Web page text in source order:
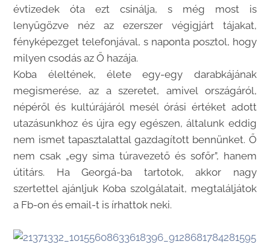
évtizedek óta ezt csinálja, s még most is
lenyűgözve néz az ezerszer végigjárt tájakat,
fényképezget telefonjával, s naponta posztol, hogy
milyen csodás az Ő hazája.
Koba éleltének, élete egy-egy darabkájának
megismerése, az a szeretet, amivel országáról,
népéről és kultúrájáról mesél órási értéket adott
utazásunkhoz és újra egy egészen, általunk eddig
nem ismet tapasztalattal gazdagított bennünket. Ő
nem csak „egy sima túravezető és sofőr”, hanem
útitárs. Ha Georgá-ba tartotok, akkor nagy
szertettel ajánljuk Koba szolgálatait, megtaláljátok
a Fb-on és email-t is írhattok neki.